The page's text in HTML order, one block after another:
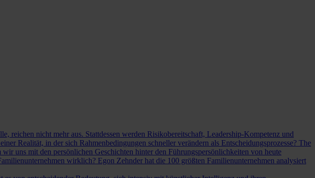
reichen nicht mehr aus. Stattdessen werden Risikobereitschaft, Leadership-Kompetenz und
Realität, in der sich Rahmenbedingungen schneller verändern als Entscheidungsprozesse? The
uns mit den persönlichen Geschichten hinter den Führungspersönlichkeiten von heute
wirklich? Egon Zehnder hat die 100 größten Familienunternehmen analysiert